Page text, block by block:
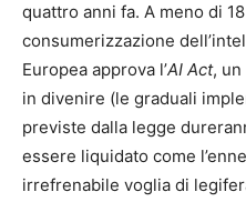
quattro anni fa. A meno di
consumerizzazione
Europea approva l’AI Act,
in divenire (le graduali
previste dalla legge
essere liquidato come
irrefrenabile voglia di